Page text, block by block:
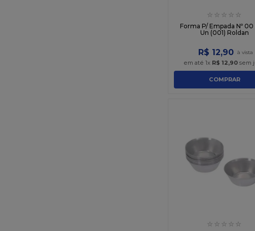
☆ ☆ ☆ ☆ ☆
Forma P/ Empada Nº 00
Un (001) Roldan
R$ 12,90
em até 1x R$ 12,90 sem
COMPRAR
☆ ☆ ☆ ☆ ☆